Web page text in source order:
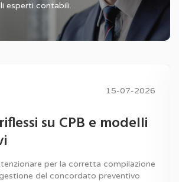
esperti contabili.
15-07-2026
su CPB e modelli
per la corretta compilazione
del concordato preventivo